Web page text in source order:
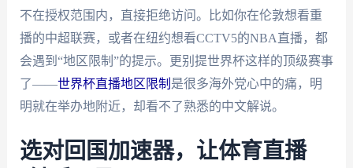
不在授权范围内，直接拒绝访问。比如你在伦敦想看重
播的中超联赛，或者在纽约想看CCTV5的NBA直播，都
会遇到“地区限制”的提示。更别提世界杯这样的顶级赛事
了——世界杯直播地区限制 是很多海外党心中的痛，明
明就在举办地附近，却看不了熟悉的中文解说。
选对回国加速器，让体育直播